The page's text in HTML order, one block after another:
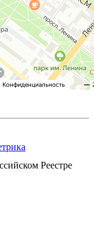
Реестре